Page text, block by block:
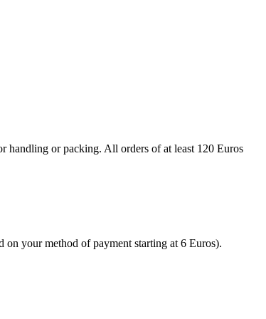
handling or packing. All orders of at least 120 Euros
on your method of payment starting at 6 Euros).